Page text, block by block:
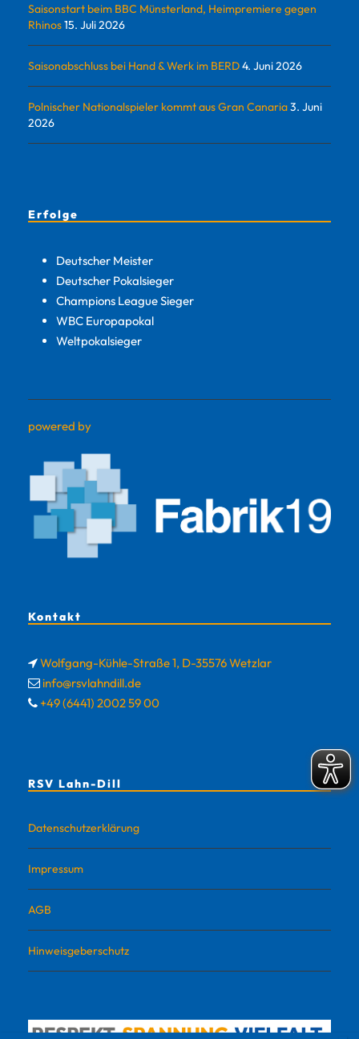
Saisonstart beim BBC Münsterland, Heimpremiere gegen
Rhinos15. Juli 2026
Saisonabschluss bei Hand & Werk im BERD4. Juni 2026
Polnischer Nationalspieler kommt aus Gran Canaria3. Juni
2026
Erfolge
Deutscher Meister
Deutscher Pokalsieger
Champions League Sieger
WBC Europapokal
Weltpokalsieger
powered by
Kontakt
Wolfgang-Kühle-Straße 1, D-35576 Wetzlar
info@rsvlahndill.de
+49 (6441) 2002 59 00
RSV Lahn-Dill
Datenschutzerklärung
Impressum
AGB
Hinweisgeberschutz